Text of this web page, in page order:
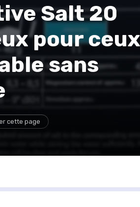
Salt 20
pour ceux
sans
cette page